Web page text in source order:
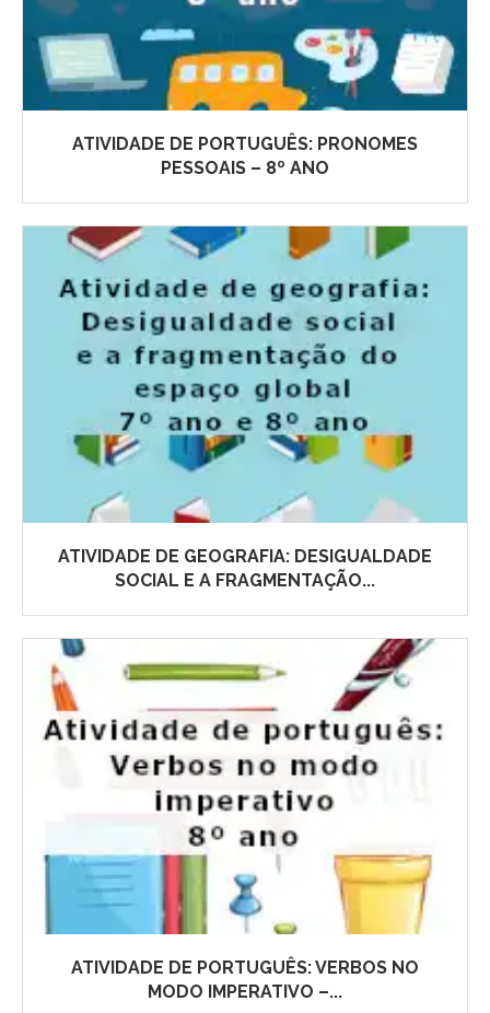
ATIVIDADE DE PORTUGUÊS: PRONOMES
PESSOAIS – 8º ANO
ATIVIDADE DE GEOGRAFIA: DESIGUALDADE
SOCIAL E A FRAGMENTAÇÃO...
ATIVIDADE DE PORTUGUÊS: VERBOS NO
MODO IMPERATIVO –...